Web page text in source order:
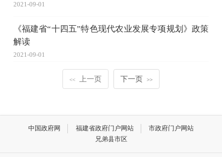
2021-09-01
《福建省“十四五”特色现代农业发展专项规划》政策
解读
2021-09-01
<< 上一页 下一页 >>
中国政府网 福建省政府门户网站
市政府门户网站
兄弟县市区